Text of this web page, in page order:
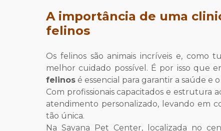
A importância de uma
felinos
Os felinos são animais incríveis e, como
melhor cuidado possível. É por isso que
felinos é essencial para garantir a saúde e
Com profissionais capacitados e estrutura
atendimento personalizado, levando em
tão única.
Na Savana Pet Center, localizada no